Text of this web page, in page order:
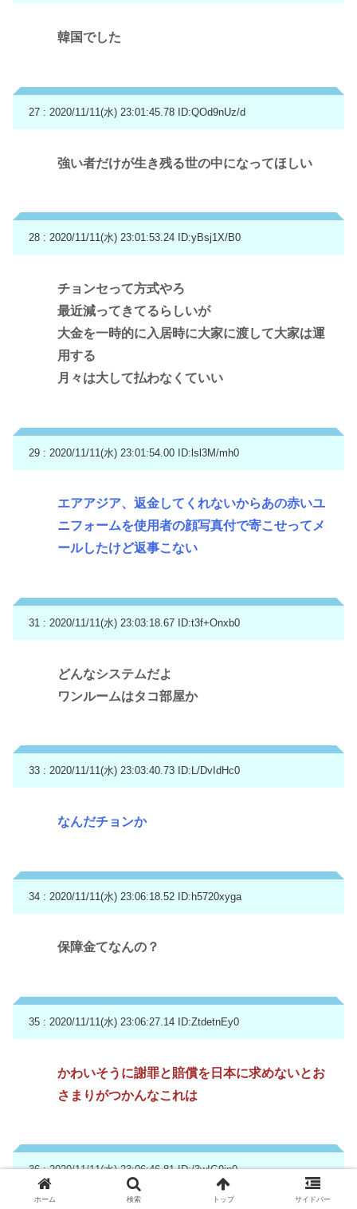
韓国でした
27 : 2020/11/11(水) 23:01:45.78 ID:QOd9nUz/d
強い者だけが生き残る世の中になってほしい
28 : 2020/11/11(水) 23:01:53.24 ID:yBsj1X/B0
チョンセって方式やろ
最近減ってきてるらしいが
大金を一時的に入居時に大家に渡して大家は運
用する
月々は大して払わなくていい
29 : 2020/11/11(水) 23:01:54.00 ID:lsl3M/mh0
エアアジア、返金してくれないからあの赤いユ
ニフォームを使用者の顔写真付で寄こせってメ
ールしたけど返事こない
31 : 2020/11/11(水) 23:03:18.67 ID:t3f+Onxb0
どんなシステムだよ
ワンルームはタコ部屋か
33 : 2020/11/11(水) 23:03:40.73 ID:L/DvIdHc0
なんだチョンか
34 : 2020/11/11(水) 23:06:18.52 ID:h5720xyga
保障金てなんの？
35 : 2020/11/11(水) 23:06:27.14 ID:ZtdetnEy0
かわいそうに謝罪と賠償を日本に求めないとお
さまりがつかんなこれは
36 : 2020/11/11(水) 23:06:46.81ID:/3wIG9ip0
ホーム 検索 トップ サイドバー